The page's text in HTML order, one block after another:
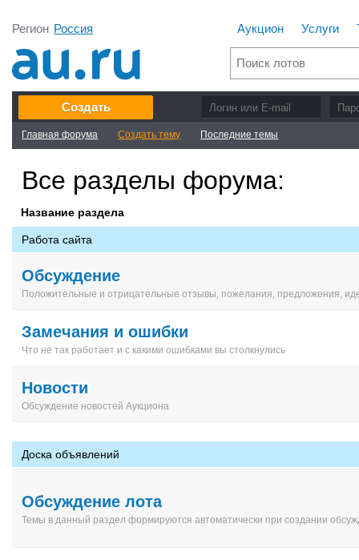
Регион Россия Аукцион Услуги
Создать
Главная форума Создать тему Последние темы
Все разделы форума:
Название раздела
Работа сайта
Обсуждение
Положительные и отрицательные отзывы, пожелания, предложения,
Замечания и ошибки
Что не так работает и с какими ошибками вы столкнулись
Новости
Обсуждение новостей Аукциона
Доска объявлений
Обсуждение лота
Темы в данный раздел формируются автоматически при создании